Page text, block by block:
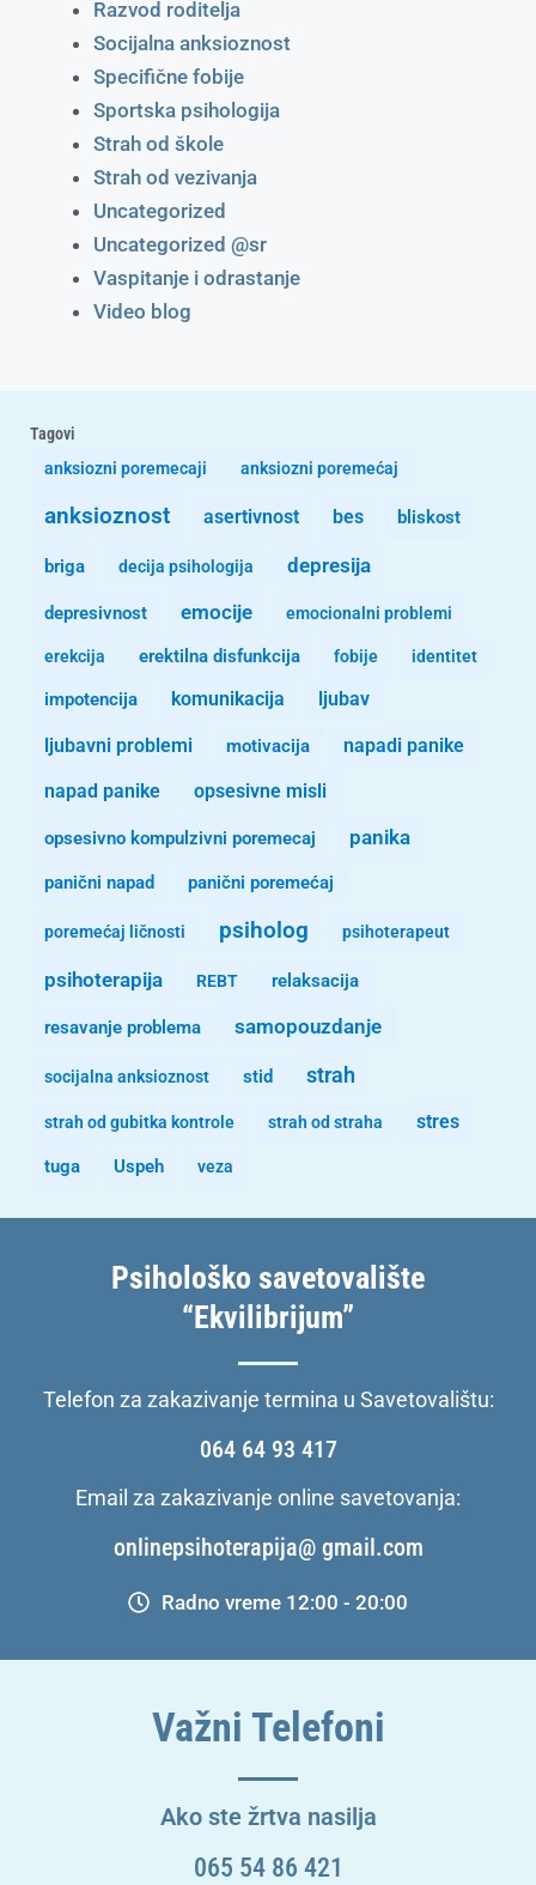
Razvod roditelja
Socijalna anksioznost
Specifične fobije
Sportska psihologija
Strah od škole
Strah od vezivanja
Uncategorized
Uncategorized @sr
Vaspitanje i odrastanje
Video blog
Tagovi
anksiozni poremecaji
anksiozni poremećaj
anksioznost asertivnost bes bliskost
briga decija psihologija depresija
depresivnost emocije emocionalni problemi
erekcija erektilna disfunkcija fobije identitet
impotencija komunikacija ljubav
ljubavni problemi motivacija napadi panike
napad panike opsesivne misli
opsesivno kompulzivni poremecaj panika
panični napad panični poremećaj
poremećaj ličnosti psiholog psihoterapeut
psihoterapija REBT relaksacija
resavanje problema samopouzdanje
socijalna anksioznost stid strah
strah od gubitka kontrole strah od straha stres
tuga Uspeh veza
Psihološko savetovalište
“Ekvilibrijum”
Telefon za zakazivanje termina u Savetovalištu:
064 64 93 417
Email za zakazivanje online savetovanja:
onlinepsihoterapija@ gmail.com
Radno vreme 12:00 - 20:00
Važni Telefoni
Ako ste žrtva nasilja
065 54 86 421